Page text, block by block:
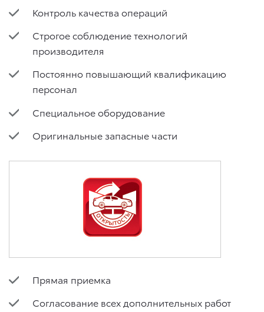
Контроль качества операций
Строгое соблюдение технологий
производителя
Постоянно повышающий квалификацию
персонал
Специальное оборудование
Оригинальные запасные части
Прямая приемка
Согласование всех дополнительных работ